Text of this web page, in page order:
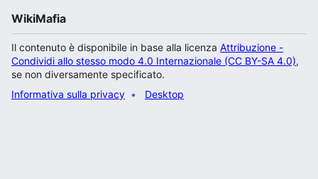
WikiMafia
Il contenuto è disponibile in base alla licenza Attribuzione -
Condividi allo stesso modo 4.0 Internazionale (CC BY-SA 4.0),
se non diversamente specificato.
Informativa sulla privacy
Desktop